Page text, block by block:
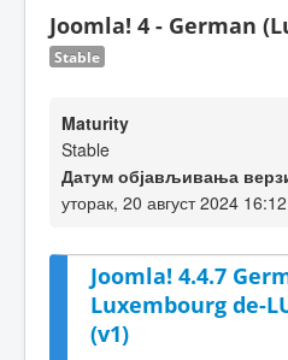
Joomla! 4 - German
Stable
Maturity
Stable
Датум објављивања
уторак, 20 август 2024 16:12
Joomla! 4.4.7
Luxembourg de-
(v1)